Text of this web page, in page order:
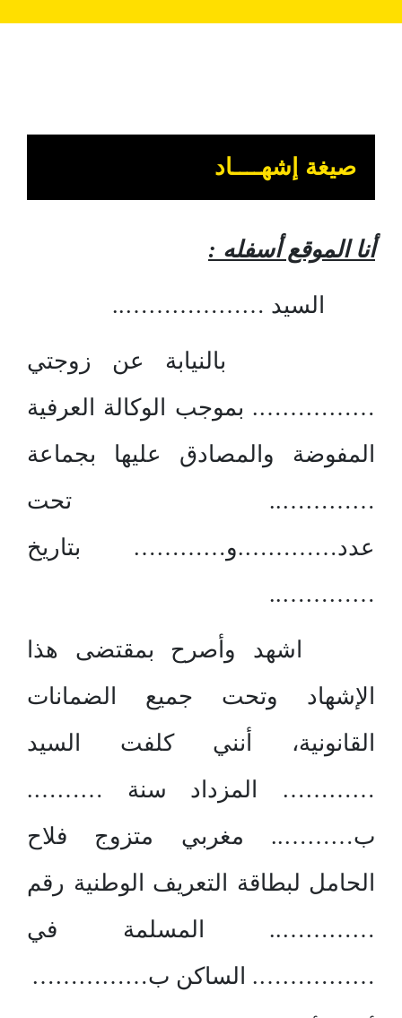
صيغة إشهــــاد
أنا الموقع أسفله :
السيد ………………..
بالنيابة عن زوجتي
……………. بموجب الوكالة العرفية
المفوضة والمصادق عليها بجماعة
………….. تحت
عدد………….و………… بتاريخ
…………..
اشهد وأصرح بمقتضى هذا
الإشهاد وتحت جميع الضمانات
القانونية، أنني كلفت السيد
………… المزداد سنة ……….
ب……….. مغربي متزوج فلاح
الحامل لبطاقة التعريف الوطنية رقم
………….. المسلمة في
……………. الساكن ب……………